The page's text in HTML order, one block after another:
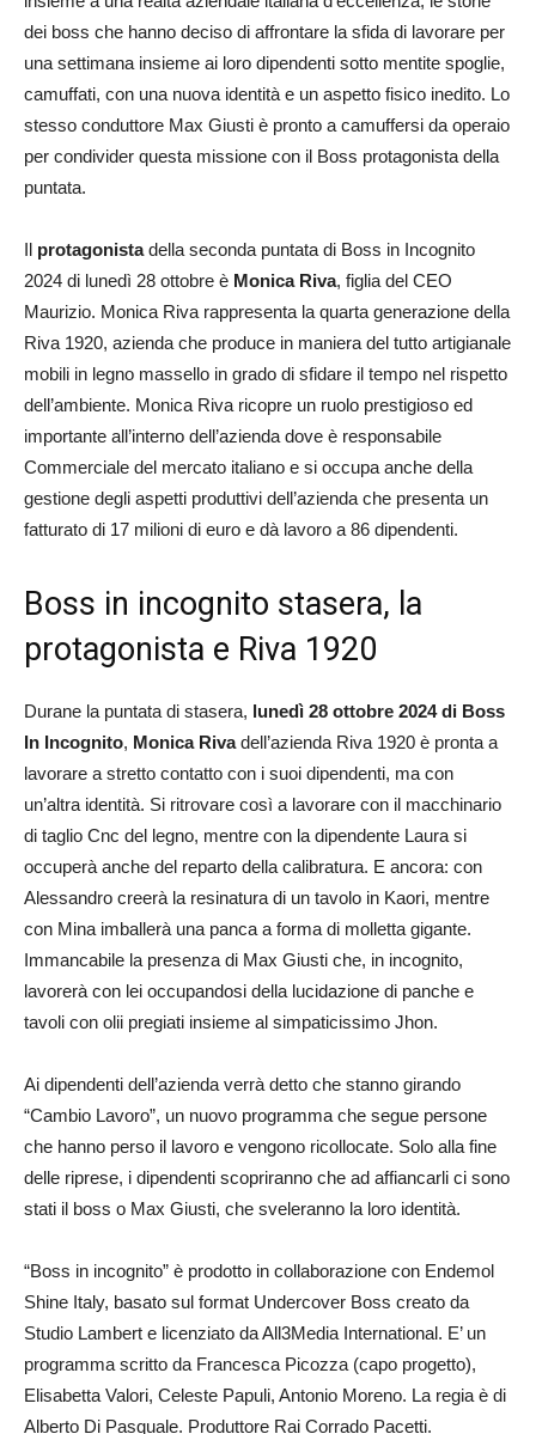
dei boss che hanno deciso di affrontare la sfida di lavorare per
una settimana insieme ai loro dipendenti sotto mentite spoglie,
camuffati, con una nuova identità e un aspetto fisico inedito. Lo
stesso conduttore Max Giusti è pronto a camuffersi da operaio
per condivider questa missione con il Boss protagonista della
puntata.
Il protagonistadella seconda puntata di Boss in Incognito
2024 di lunedì 28 ottobre è Monica Riva, figlia del CEO
Maurizio. Monica Riva rappresenta la quarta generazione della
Riva 1920, azienda che produce in maniera del tutto artigianale
mobili in legno massello in grado di sfidare il tempo nel rispetto
dell’ambiente. Monica Riva ricopre un ruolo prestigioso ed
importante all’interno dell’azienda dove è responsabile
Commerciale del mercato italiano e si occupa anche della
gestione degli aspetti produttivi dell’azienda che presenta un
fatturato di 17 milioni di euro e dà lavoro a 86 dipendenti.
Boss in incognito stasera, la
protagonista e Riva 1920
Durane la puntata di stasera, lunedì 28 ottobre 2024 di Boss
In Incognito, Monica Rivadell’azienda Riva 1920 è pronta a
lavorare a stretto contatto con i suoi dipendenti, ma con
un’altra identità. Si ritrovare così a lavorare con il macchinario
di taglio Cnc del legno, mentre con la dipendente Laura si
occuperà anche del reparto della calibratura. E ancora: con
Alessandro creerà la resinatura di un tavolo in Kaori, mentre
con Mina imballerà una panca a forma di molletta gigante.
Immancabile la presenza di Max Giusti che, in incognito,
lavorerà con lei occupandosi della lucidazione di panche e
tavoli con olii pregiati insieme al simpaticissimo Jhon.
Ai dipendenti dell’azienda verrà detto che stanno girando
“Cambio Lavoro”, un nuovo programma che segue persone
che hanno perso il lavoro e vengono ricollocate. Solo alla fine
delle riprese, i dipendenti scopriranno che ad affiancarli ci sono
stati il boss o Max Giusti, che sveleranno la loro identità.
“Boss in incognito” è prodotto in collaborazione con Endemol
Shine Italy, basato sul format Undercover Boss creato da
Studio Lambert e licenziato da All3Media International. E’ un
programma scritto da Francesca Picozza (capo progetto),
Elisabetta Valori, Celeste Papuli, Antonio Moreno. La regia è di
Alberto Di Pasquale. Produttore Rai Corrado Pacetti.